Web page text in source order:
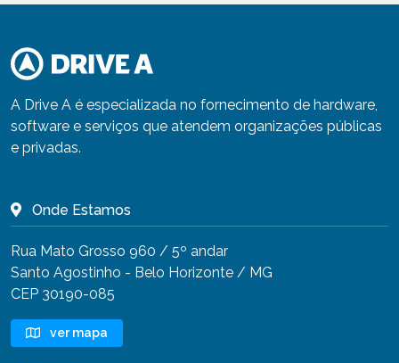
A Drive A é especializada no fornecimento de hardware,
software e serviços que atendem organizações públicas
e privadas.
Onde Estamos
Rua Mato Grosso 960 / 5º andar
Santo Agostinho - Belo Horizonte / MG
CEP 30190-085
ver mapa